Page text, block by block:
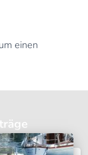
einen